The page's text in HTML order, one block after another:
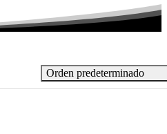
Orden predeterminado